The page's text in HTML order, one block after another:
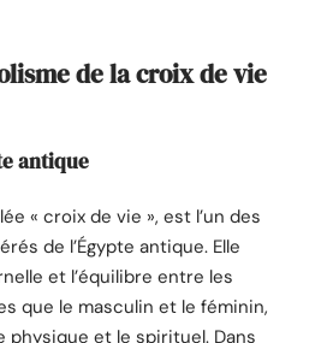
de la croix de vie
antique
« croix de vie », est l’un des
de l’Égypte antique. Elle
et l’équilibre entre les
que le masculin et le féminin,
physique et le spirituel. Dans